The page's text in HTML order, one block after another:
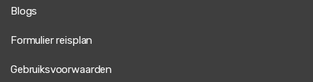
Blogs
Formulier reisplan
Gebruiksvoorwaarden